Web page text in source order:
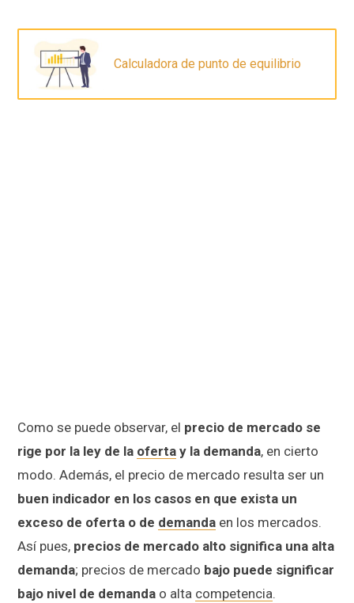
Calculadora de punto de equilibrio
Como se puede observar, el precio de mercado se
rige por la ley de la oferta y la demanda, en cierto
modo. Además, el precio de mercado resulta ser un
buen indicador en los casos en que exista un
exceso de oferta o de demanda en los mercados.
Así pues, precios de mercado alto significa una alta
demanda; precios de mercado bajo puede significar
bajo nivel de demanda o alta competencia.